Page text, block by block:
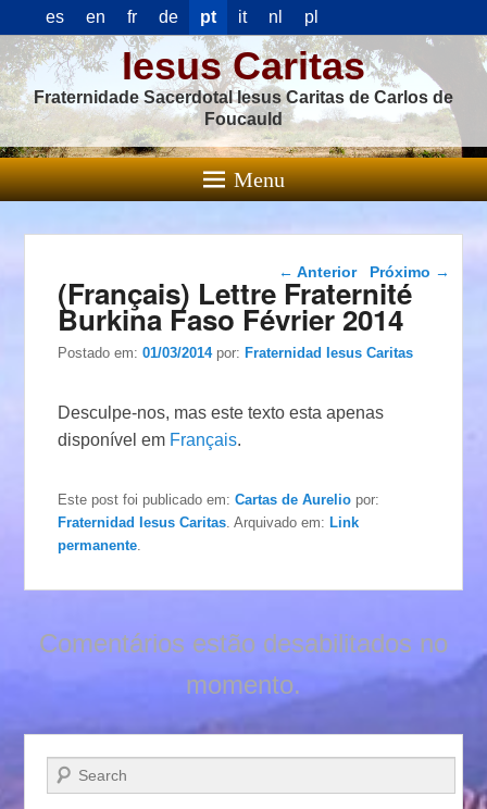
es en fr de pt it nl pl
Iesus Caritas
Fraternidade Sacerdotal Iesus Caritas de Carlos de
Foucauld
Menu
Navegação das
postagens
← Anterior Próximo →
(Français) Lettre Fraternité
Burkina Faso Février 2014
Postado em:01/03/2014 por:Fraternidad Iesus Caritas
Desculpe-nos, mas este texto esta apenas
disponível em Français.
Este post foi publicado em:Cartas de Aurelio por:
Fraternidad Iesus Caritas . Arquivado em:Link
permanente
Comentários estão desabilitados no
momento.
Pesquisar…